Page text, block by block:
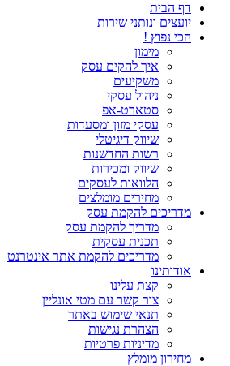
דף הבית
יועצים ונותני שירות
הכי נפוץ !
מימון
איך להקים עסק
משקיעים
ניהול עסקי
סטארט-אפ
עסקי מזון ומסעדות
שיווק דיגיטלי
רשות החדשנות
שיווק ומכירות
הלוואות לעסקים
מחירים מומלצים
מדריכים להקמת עסק
מדריך להקמת עסק
תכנית עסקית
מדריכים להקמת אתר אינטרנט
אודותינו
קצת עלינו
צור קשר עם מטי אונליין
תנאי שימוש באתר
הצהרת נגישות
מדיניות פרטיות
מחירון מומלץ